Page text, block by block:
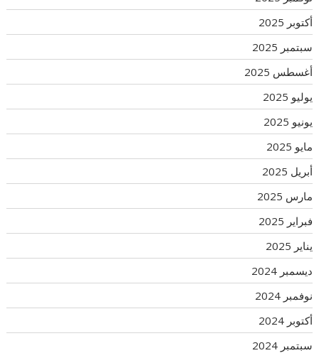
أكتوبر 2025
سبتمبر 2025
أغسطس 2025
يوليو 2025
يونيو 2025
مايو 2025
أبريل 2025
مارس 2025
فبراير 2025
يناير 2025
ديسمبر 2024
نوفمبر 2024
أكتوبر 2024
سبتمبر 2024